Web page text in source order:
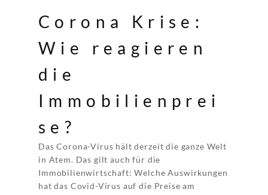
Corona Krise:
Wie reagieren
die
Immobilienprei
se?
Das Corona-Virus hält derzeit die ganze Welt
in Atem. Das gilt auch für die
Immobilienwirtschaft: Welche Auswirkungen
hat das Covid-Virus auf die Preise am